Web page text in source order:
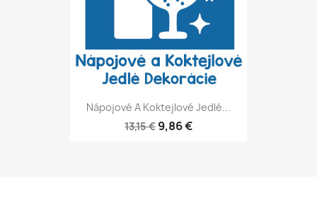
Nápojové A Koktejlové Jedlé...
13,15 € 9,86 €